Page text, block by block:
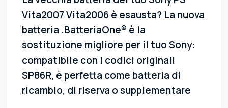
Vita2007 Vita2006 è esausta? La nuova
batteria .BatteriaOne® è la
sostituzione migliore per il tuo Sony:
compatibile con i codici originali
SP86R, è perfetta come batteria di
ricambio, di riserva o supplementare